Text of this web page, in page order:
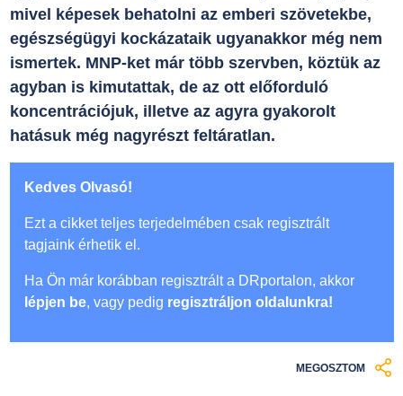
mivel képesek behatolni az emberi szövetekbe,
egészségügyi kockázataik ugyanakkor még nem
ismertek. MNP-ket már több szervben, köztük az
agyban is kimutattak, de az ott előforduló
koncentrációjuk, illetve az agyra gyakorolt
hatásuk még nagyrészt feltáratlan.
Kedves Olvasó!
Ezt a cikket teljes terjedelmében csak regisztrált
tagjaink érhetik el.
Ha Ön már korábban regisztrált a DRportalon, akkor
lépjen be, vagy pedig regisztráljon oldalunkra!
MEGOSZTOM